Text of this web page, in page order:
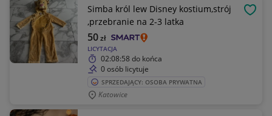
Simba król lew Disney kostium,strój
,przebranie na 2-3 latka
LICYTACJA
50zł
02:08:58 do końca
0 osób licytuje
SPRZEDAJĄCY: OSOBA PRYWATNA
Katowice